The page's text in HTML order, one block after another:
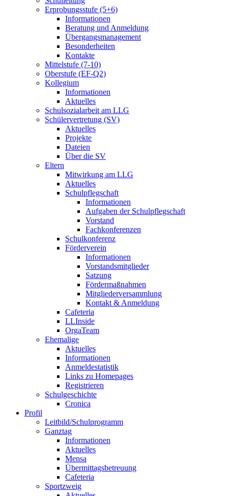
Erprobungsstufe (5+6)
Informationen
Beratung und Anmeldung
Übergangsmanagement
Besonderheiten
Kontakte
Mittelstufe (7-10)
Oberstufe (EF-Q2)
Kollegium
Informationen
Aktuelles
Schulsozialarbeit am LLG
Schülervertretung (SV)
Aktuelles
Projekte
Dateien
Über die SV
Eltern
Mitwirkung am LLG
Aktuelles
Schulpflegschaft
Informationen
Aufgaben der Schulpflegschaft
Vorstand
Fachkonferenzen
Schulkonferenz
Förderverein
Informationen
Vorstandsmitglieder
Satzung
Fördermaßnahmen
Mitgliederversammlung
Kontakt & Anmeldung
Cafeteria
LLInside
OrgaTeam
Ehemalige
Aktuelles
Informationen
Anmeldestatistik
Links zu Homepages
Registrieren
Schulgeschichte
Cronica
Profil
Leitbild/Schulprogramm
Ganztag
Informationen
Aktuelles
Mensa
Übermittagsbetreuung
Cafeteria
Sportzweig